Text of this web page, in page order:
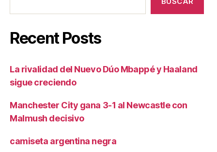
Recent Posts
La rivalidad del Nuevo Dúo Mbappé y Haaland
sigue creciendo
Manchester City gana 3-1 al Newcastle con
Malmush decisivo
camiseta argentina negra